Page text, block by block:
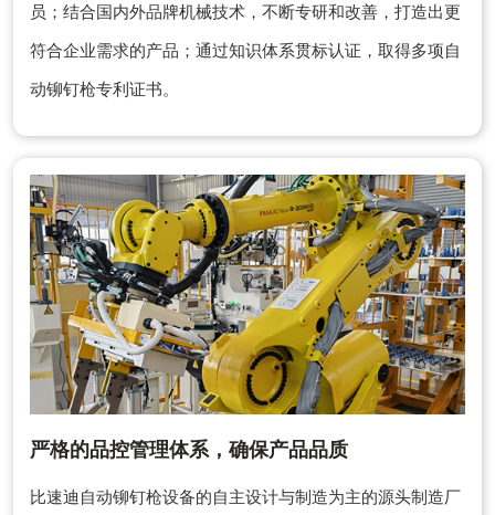
员；结合国内外品牌机械技术，不断专研和改善，打造出更
符合企业需求的产品；通过知识体系贯标认证，取得多项自
动铆钉枪专利证书。
严格的品控管理体系，确保产品品质
比速迪自动铆钉枪设备的自主设计与制造为主的源头制造厂